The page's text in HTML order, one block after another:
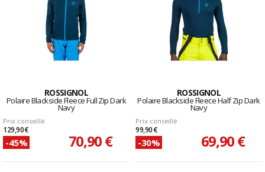
ROSSIGNOL
Polaire Blackside Fleece Full Zip Dark
Navy
Prix conseillé
129,90 €
-45% 70,90 €
ROSSIGNOL
Polaire Blackside Fleece Half Zip Dark
Navy
Prix conseillé
99,90 €
-30% 69,90 €